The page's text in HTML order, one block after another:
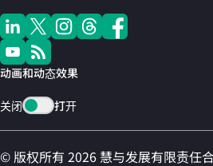
动画和动态效果
关闭 打开
© 版权所有 2026 慧与发展有限责任